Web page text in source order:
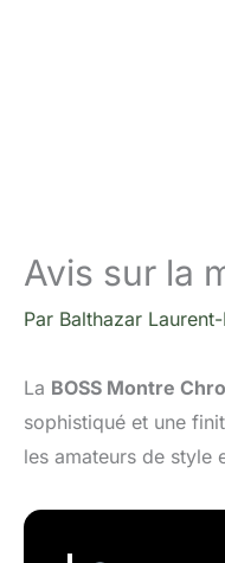
Avis sur la
Par Balthazar
La BOSS Montre
sophistiqué et une
les amateurs de style